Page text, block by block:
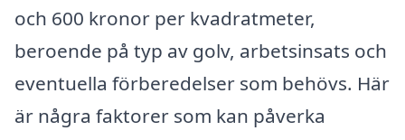
och 600 kronor per kvadratmeter,
beroende på typ av golv, arbetsinsats och
eventuella förberedelser som behövs. Här
är några faktorer som kan påverka